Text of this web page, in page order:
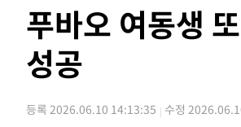
6시간 전 > 남자 농구, 나고야 아시안게임서 '
6시간 전 >여수 오동도 해상서 모터보트 전복
7시간 전 >극한폭염 한풀 꺾이지만…'낮 최고
8시간 전 >[속보]'압수수색·성접대 논란' 축
푸바오 여동생
성공
등록 2026.06.10 14:13:35 수정